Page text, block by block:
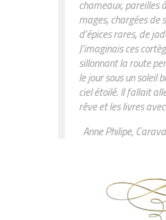
chameaux, pareilles
mages, chargées de
d’épices rares, de
J’imaginais ces
sillonnant la route
le jour sous un soleil
ciel étoilé. Il fallait
rêve et les livres
Anne Philipe,